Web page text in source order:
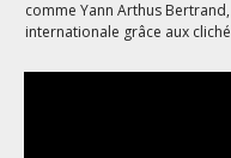
comme Yann Arthus
internationale grâce aux